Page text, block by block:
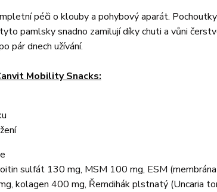
péči o klouby a pohybový aparát.
pamlsky snadno zamilují díky chuti a vůni
pár dnech užívání.
Mobility Snacks:
sulfát 130 mg, MSM 100 mg, ESM
kolagen 400 mg, Řemdihák plstnatý (Uncaria